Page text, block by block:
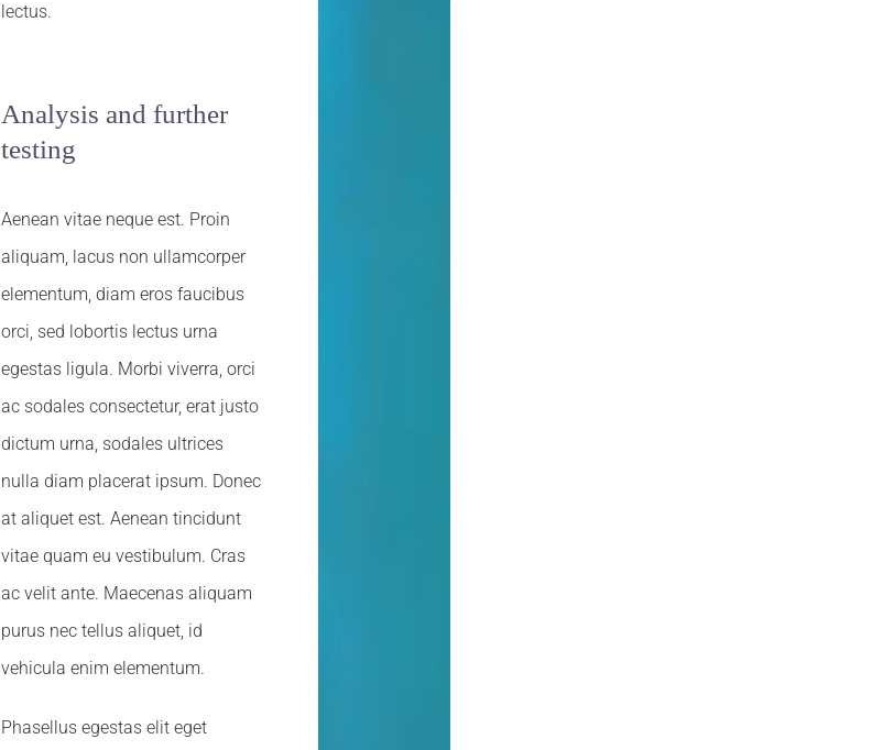
lectus.
Analysis and further
testing
Aenean vitae neque est. Proin
aliquam, lacus non ullamcorper
elementum, diam eros faucibus
orci, sed lobortis lectus urna
egestas ligula. Morbi viverra, orci
ac sodales consectetur, erat justo
dictum urna, sodales ultrices
nulla diam placerat ipsum. Donec
at aliquet est. Aenean tincidunt
vitae quam eu vestibulum. Cras
ac velit ante. Maecenas aliquam
purus nec tellus aliquet, id
vehicula enim elementum.
Phasellus egestas elit eget